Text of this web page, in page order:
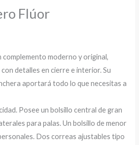
Flúor
complemento moderno y original,
detalles en cierre e interior. Su
aportará todo lo que necesitas a
Posee un bolsillo central de gran
para palas. Un bolsillo de menor
Dos correas ajustables tipo